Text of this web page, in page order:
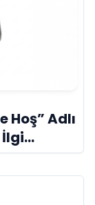
Hoş” Adlı